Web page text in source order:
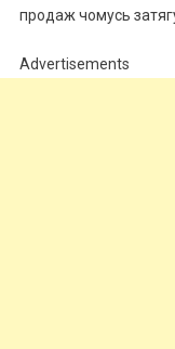
продаж чомусь
Advertisements